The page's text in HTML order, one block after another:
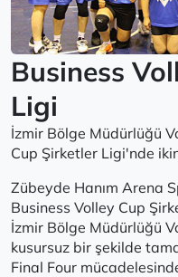
Business
Ligi
İzmir Bölge Müdürlüğü
Cup Şirketler Ligi'nde
Zübeyde Hanım Arena
Business Volley Cup
İzmir Bölge Müdürlüğü
kusursuz bir şekilde
Final Four